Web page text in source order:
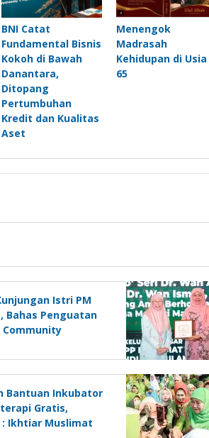
BNI Catat
Fundamental Bisnis
Kokoh di Bawah
Danantara,
Ditopang
Pertumbuhan
Kredit dan Kualitas
Aset
Menengok
Madrasah
Kehidupan di Usia
65
Istri PM
Bahas Penguatan
Community
Anak Pekerja
Bantuan Inkubator
Gratis,
Ikhtiar Muslimat